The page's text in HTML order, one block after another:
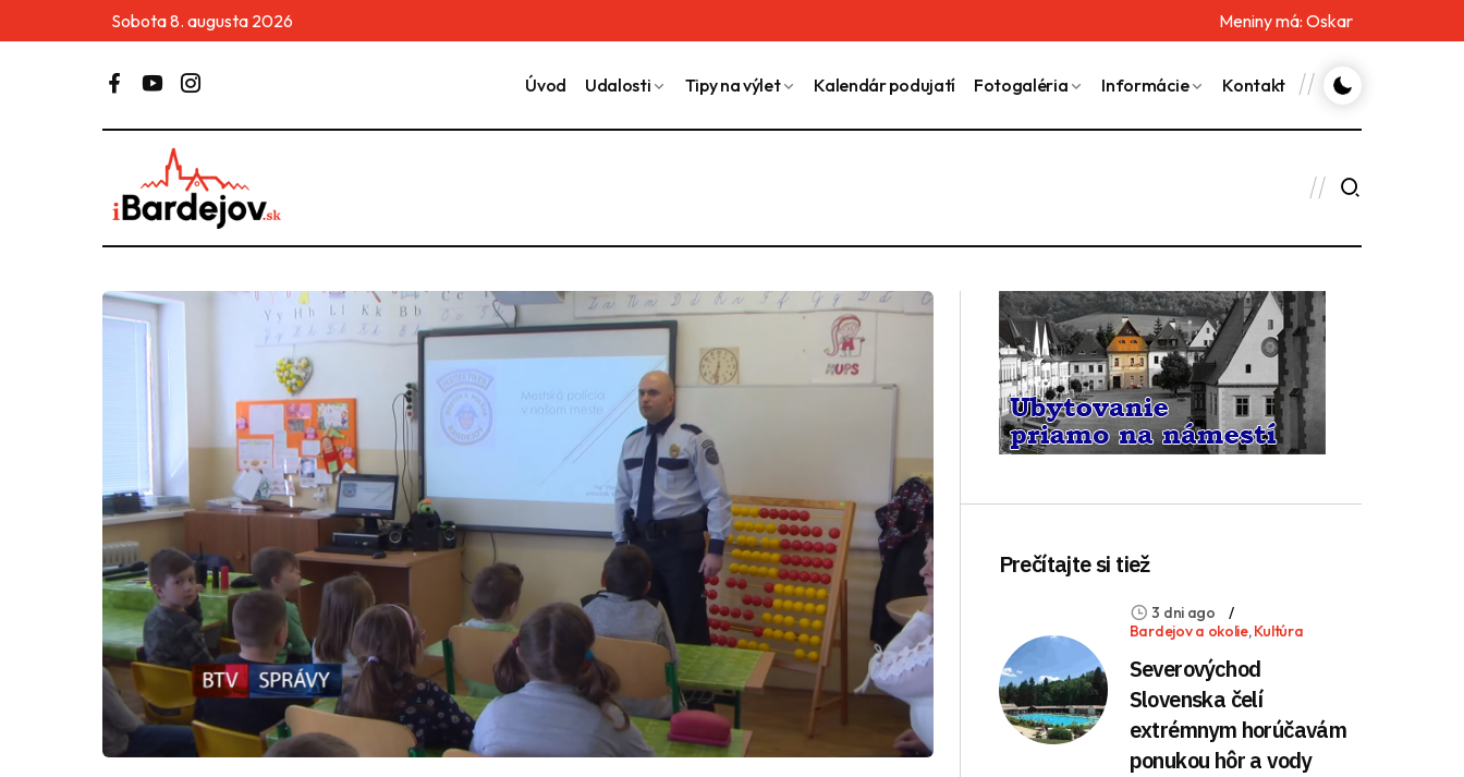
Sobota 8. augusta 2026 Meniny má: Oskar
Úvod Udalosti Tipy na výlet Kalendár podujatí Fotogaléria Informácie Kontakt
Prečítajte si tiež
3 dni ago
Bardejov a okolie,Kultúra
Severovýchod
Slovenska čelí
extrémnym horúčavám
ponukou hôr a vody